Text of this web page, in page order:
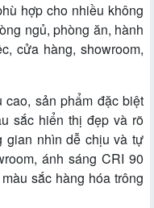
hợp cho nhiều không
ngủ, phòng ăn, hành
cửa hàng, showroom,
sản phẩm đặc biệt
sắc hiển thị đẹp và rõ
gian nhìn dễ chịu và tự
ánh sáng CRI 90
sắc hàng hóa trông